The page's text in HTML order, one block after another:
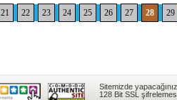
21 22 23 24 25 26 27 28 29
Sitemizde
128 Bit SSL